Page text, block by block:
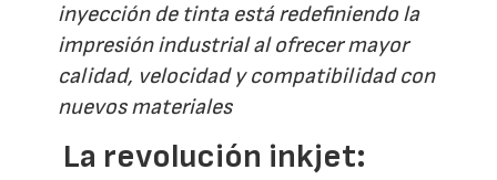
inyección de tinta está redefiniendo la
impresión industrial al ofrecer mayor
calidad, velocidad y compatibilidad con
nuevos materiales
La revolución inkjet: